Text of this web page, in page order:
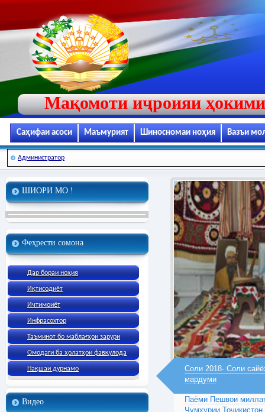
Мақомоти иҷроияи
Саҳифаи асоси Маъмурият Шиносномаи ноҳия Вазъи
Администратор
ШИОРИ МО !
Феҳрести сомона
Дар бораи ноҳия
Иқтисодиёт
Ичтимоиёт
Инфрасохтор
Таъминот бо маблағҳои зарури
Омодаги ба ҳолатҳои фавқулода
Нақшаи дурнамо
Видео
Соли 2018- Соли
мардуми
Паёми Пешвои
Ҷумҳурии